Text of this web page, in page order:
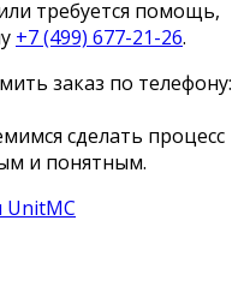
требуется помощь,
+7 (499) 677-21-26.
заказ по телефону:
сделать процесс
и понятным.
UnitMC